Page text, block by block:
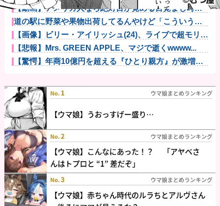
【動画】アメリカ人なら絶対目が覚める目覚まし時計
がこちらｗｗ...
道の駅に野菜や果物出荷してるんやけど「こういうの
欲しい」とか...
【画像】ビリー・アイリッシュ(24)、ライブで超モリマ
ンスジ...
【悲報】Mrs. GREEN APPLE、マジで逝くwwww...
【驚愕】年商10億円を超える『ひとり親方』が激増